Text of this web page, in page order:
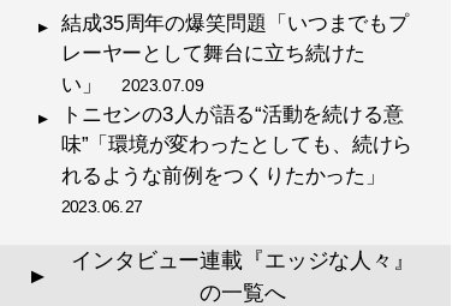
結成35周年の爆笑問題「いつまでもプ
レーヤーとして舞台に立ち続けた
い」
2023.07.09
トニセンの3人が語る“活動を続ける意
味”「環境が変わったとしても、続けら
れるような前例をつくりたかった」
2023.06.27
▲
インタビュー連載『エッジな人々』
の一覧へ